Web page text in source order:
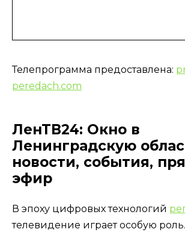
Телепрограмма предоставлена:
peredach.com
ЛенТВ24: Окно в
Ленинградскую
новости, события,
эфир
В эпоху цифровых технологий
телевидение играет особую